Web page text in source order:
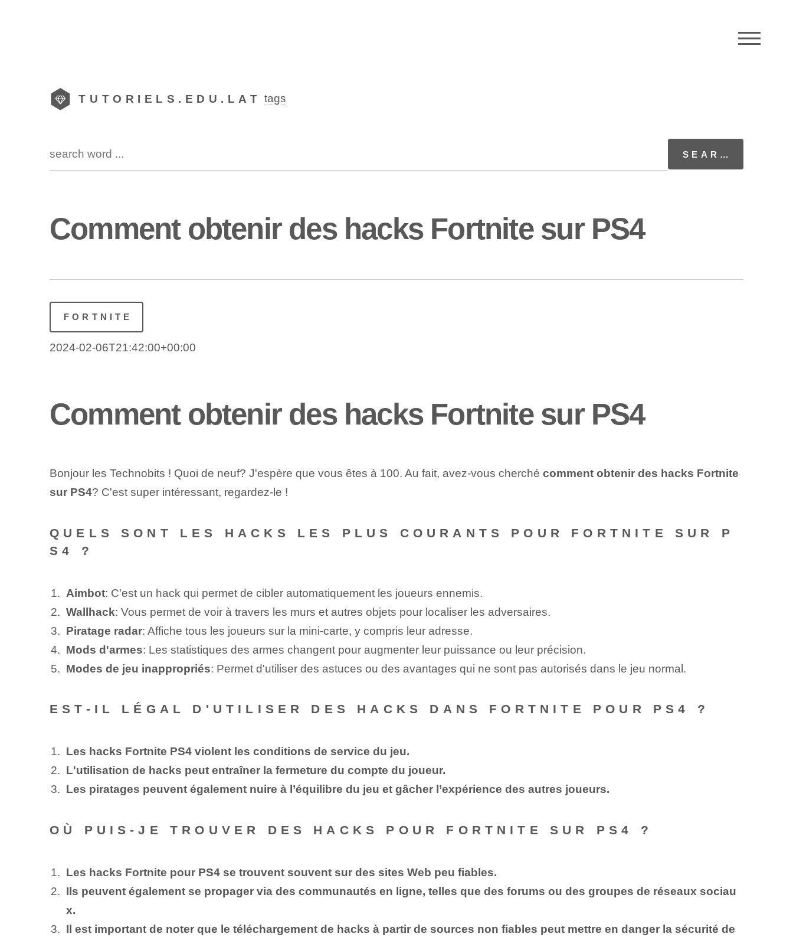
TUTORIELS.EDU.LAT tags
Comment obtenir des hacks Fortnite sur PS4
FORTNITE
2024-02-06T21:42:00+00:00
Comment obtenir des hacks Fortnite sur PS4
Bonjour les Technobits ! Quoi de neuf? J'espère que vous êtes à 100. Au fait, avez-vous cherché comment obtenir des hacks Fortnite
sur PS4? C'est super intéressant, regardez-le !
QUELS SONT LES HACKS LES PLUS COURANTS POUR FORTNITE SUR P
S4 ?
Aimbot: C'est un hack qui permet de cibler automatiquement les joueurs ennemis.
Wallhack: Vous permet de voir à travers les murs et autres objets pour localiser les adversaires.
Piratage radar: Affiche tous les joueurs sur la mini-carte, y compris leur adresse.
Mods d'armes: Les statistiques des armes changent pour augmenter leur puissance ou leur précision.
Modes de jeu inappropriés: Permet d'utiliser des astuces ou des avantages qui ne sont pas autorisés dans le jeu normal.
EST-IL LÉGAL D'UTILISER DES HACKS DANS FORTNITE POUR PS4 ?
Les hacks Fortnite PS4 violent les conditions de service du jeu.
L'utilisation de hacks peut entraîner la fermeture du compte du joueur.
Les piratages peuvent également nuire à l’équilibre du jeu et gâcher l’expérience des autres joueurs.
OÙ PUIS-JE TROUVER DES HACKS POUR FORTNITE SUR PS4 ?
Les hacks Fortnite pour PS4 se trouvent souvent sur des sites Web peu fiables.
Ils peuvent également se propager via des communautés en ligne, telles que des forums ou des groupes de réseaux sociau
x.
Il est important de noter que le téléchargement de hacks à partir de sources non fiables peut mettre en danger la sécurité de